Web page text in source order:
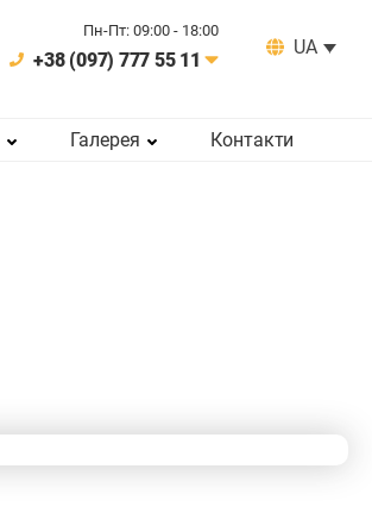
Пн-Пт: 09:00 - 18:00
+38 (097) 777 55 11
UA
Галерея Контакти